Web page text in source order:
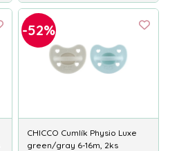
-52%
CHICCO Cumlík Physio Luxe
green/gray 6-16m, 2ks